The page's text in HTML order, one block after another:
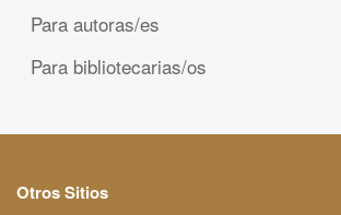
Para autoras/es
Para bibliotecarias/os
Otros Sitios